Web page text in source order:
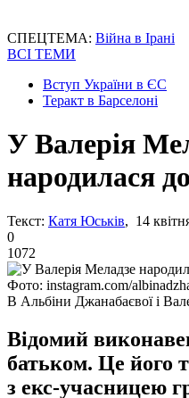
СПЕЦТЕМА: Війна в Ірані
ВСІ ТЕМИ
Вступ України в ЄС
Теракт в Барселоні
У Валерія
народилася
Текст: Катя Юськів, 14
0
1072
Фото: instagram.com/
В Альбіни Джанабаєвої і
Відомий
батьком. Це його
з екс-учасницею